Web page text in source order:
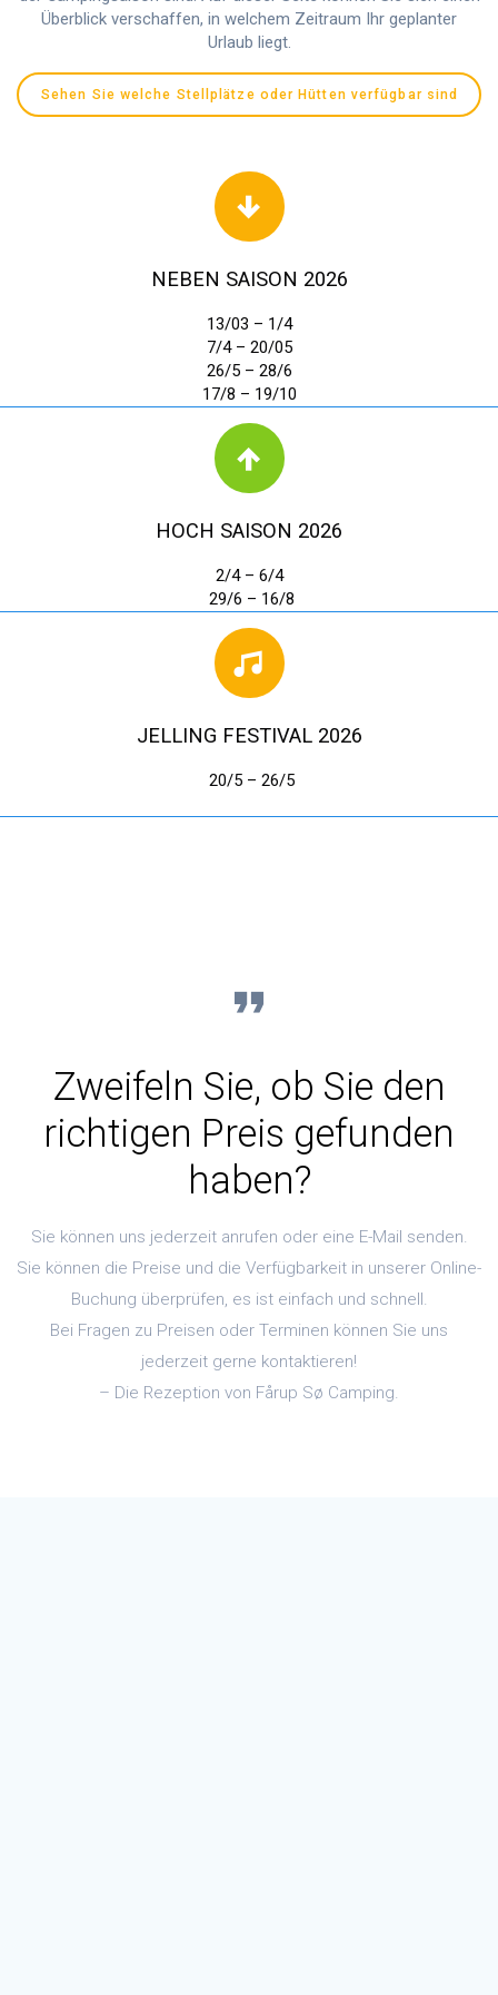
Überblick verschaffen, in welchem Zeitraum Ihr geplanter
Urlaub liegt.
Sehen Sie welche Stellplätze oder Hütten verfügbar sind
NEBEN SAISON 2026
13/03 – 1/4
7/4 – 20/05
26/5 – 28/6
17/8 – 19/10
HOCH SAISON 2026
2/4 – 6/4
29/6 – 16/8
JELLING FESTIVAL 2026
20/5 – 26/5
Zweifeln Sie, ob Sie den
richtigen Preis gefunden
haben?
Sie können uns jederzeit anrufen oder eine E-Mail senden.
Sie können die Preise und die Verfügbarkeit in unserer Online-
Buchung überprüfen, es ist einfach und schnell.
Bei Fragen zu Preisen oder Terminen können Sie uns
jederzeit gerne kontaktieren!
– Die Rezeption von Fårup Sø Camping.